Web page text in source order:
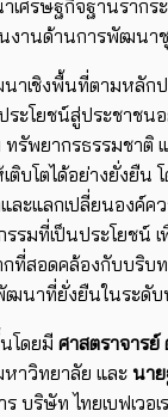
ศรษฐกิจฐานรากระ
นงานด้านการพัฒนา
าเชิงพื้นที่ตามหลัก
ระโยชน์สู่ประชาช
รัพยากรธรรมชาติ แ
บโตได้อย่างยั่งยืน
ะแลกเปลี่ยนองค์ค
รมที่เป็นประโยชน์
ที่สอดคล้องกับบริบ
นาที่ยั่งยืนในระดับ
โดยมี ศาสตราจารย์
าวิทยาลัย และ นา
บริษัท ไทยเบฟเวอ